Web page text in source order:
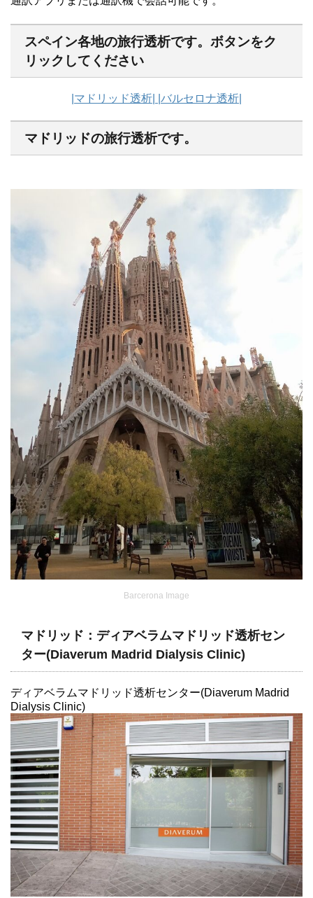
スペイン各地の旅行透析です。ボタンをク
リックしてください
|マドリッド透析| |バルセロナ透析|
マドリッドの旅行透析です。
Barcerona Image
マドリッド：ディアベラムマドリッド透析セン
ター(Diaverum Madrid Dialysis Clinic)
ディアベラムマドリッド透析センター(Diaverum Madrid
Dialysis Clinic)